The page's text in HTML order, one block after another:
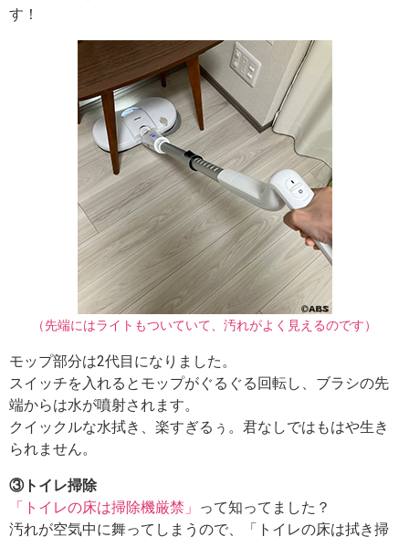
す！
（先端にはライトもついていて、汚れがよく見えるのです）
モップ部分は2代目になりました。
スイッチを入れるとモップがぐるぐる回転し、ブラシの先
端からは水が噴射されます。
クイックルな水拭き、楽すぎるぅ。君なしではもはや生き
られません。
③トイレ掃除
「トイレの床は掃除機厳禁」 って知ってました？
汚れが空気中に舞ってしまうので、「トイレの床は拭き掃